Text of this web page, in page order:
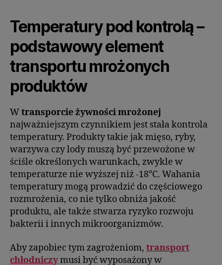
Temperatury pod kontrolą –
podstawowy element
transportu mrożonych
produktów
Wtransporcie żywności mrożonej
najważniejszym czynnikiem jest stała kontrola
temperatury. Produkty takie jak mięso, ryby,
warzywa czy lody muszą być przewożone w
ściśle określonych warunkach, zwykle w
temperaturze nie wyższej niż -18°C. Wahania
temperatury mogą prowadzić do częściowego
rozmrożenia, co nie tylko obniża jakość
produktu, ale także stwarza ryzyko rozwoju
bakterii i innych mikroorganizmów.
Aby zapobiec tym zagrożeniom, transport
chłodniczymusi być wyposażony w